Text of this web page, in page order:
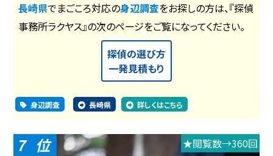
長崎県でまごころ対応の身辺調査をお探しの方は、『探偵
事務所ラクヤス』の次のページをご覧になってください。
探偵の選び方
一発見積もり
身辺調査 長崎県 詳しくはこちら
7 ★閲覧数→360回